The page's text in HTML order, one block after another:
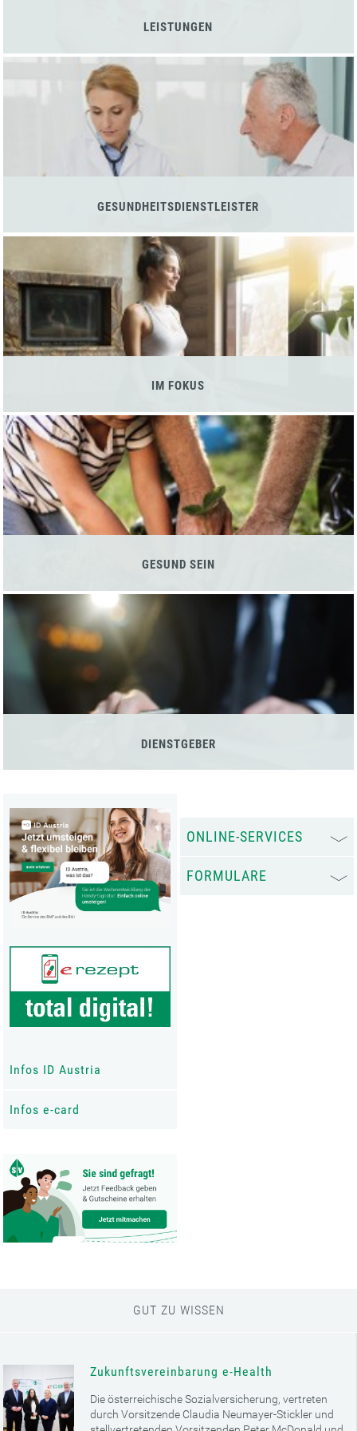
LEISTUNGEN
GESUNDHEITSDIENSTLEISTER
IM FOKUS
GESUND SEIN
DIENSTGEBER
Infos ID Austria
Infos e-card
ONLINE-SERVICES
FORMULARE
GUT ZU WISSEN
Zukunftsvereinbarung e-Health
Die österreichische Sozialversicherung, vertreten
durch Vorsitzende Claudia Neumayer-Stickler und